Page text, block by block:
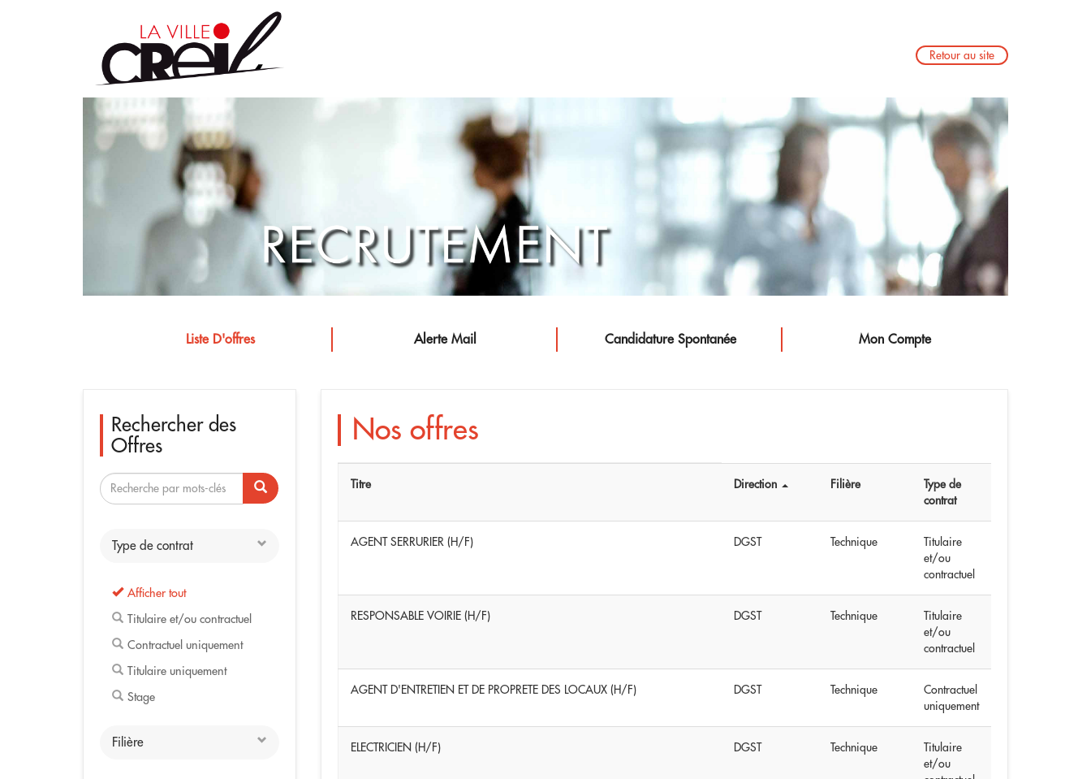
Retour au site
Liste D'offres Alerte Mail Candidature Spontanée Mon Compte
Rechercher des
Offres
Type de contrat
Afficher tout
Titulaire et/ou contractuel
Contractuel uniquement
Titulaire uniquement
Stage
Filière
Nos offres
Titre Direction Filière
Type de
contrat
AGENT SERRURIER (H/F) DGST Technique
Titulaire
et/ou
contractuel
RESPONSABLE VOIRIE (H/F) DGST Technique
Titulaire
et/ou
contractuel
AGENT D'ENTRETIEN ET DE PROPRETE DES LOCAUX (H/F) DGST Technique
Contractuel
uniquement
ELECTRICIEN (H/F) DGST Technique
Titulaire
et/ou